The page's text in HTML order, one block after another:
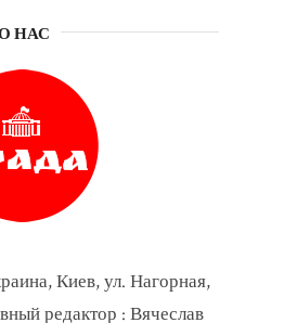
НАС
Киев, ул. Нагорная,
редактор : Вячеслав